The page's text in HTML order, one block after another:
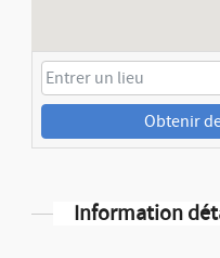
Obtenir
Information